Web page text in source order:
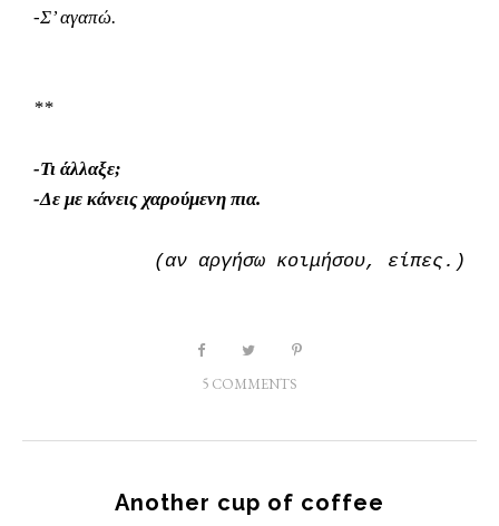
-Σ’ αγαπώ.
**
-Τι άλλαξε;
-Δε με κάνεις χαρούμενη πια.
(αν αργήσω κοιμήσου, είπες.)
5 COMMENTS
Another cup of coffee